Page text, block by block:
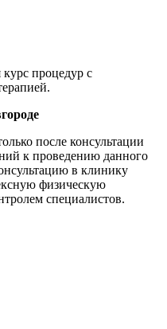
курс процедур с
после консультации
к проведению данного
в клинику
физическую
специалистов.